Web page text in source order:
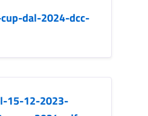
dal-2024-dcc-
15-12-2023-